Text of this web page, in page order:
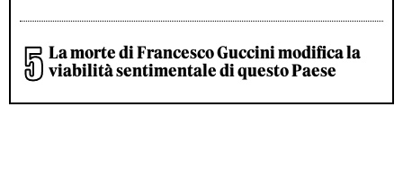
La morte di Francesco Guccini modifica la
viabilità sentimentale di questo Paese